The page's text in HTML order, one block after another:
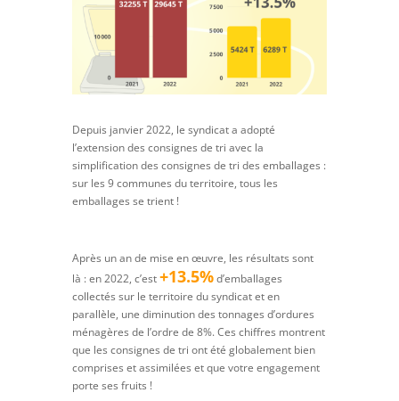
Depuis janvier 2022, le syndicat a adopté
l’extension des consignes de tri avec la
simplification des consignes de tri des emballages :
sur les 9 communes du territoire, tous les
emballages se trient !
Après un an de mise en œuvre, les résultats sont
là : en 2022, c’est+13.5%d’emballages
collectés sur le territoire du syndicat et en
parallèle, une diminution des tonnages d’ordures
ménagères de l’ordre de 8%. Ces chiffres montrent
que les consignes de tri ont été globalement bien
comprises et assimilées et que votre engagement
porte ses fruits !